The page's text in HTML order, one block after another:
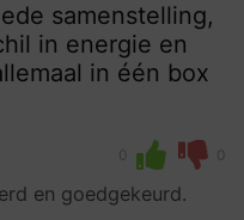
samenstelling,
in energie en
in één box
0 0
en goedgekeurd.